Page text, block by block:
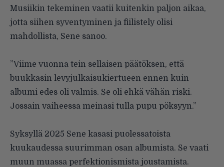
Musiikin tekeminen vaatii kuitenkin paljon aikaa,
jotta siihen syventyminen ja fiilistely olisi
mahdollista, Sene sanoo.
”Viime vuonna tein sellaisen päätöksen, että
buukkasin levyjulkaisukiertueen ennen kuin
albumi edes oli valmis. Se oli ehkä vähän riski.
Jossain vaiheessa meinasi tulla pupu pöksyyn.”
Syksyllä 2025 Sene kasasi puolessatoista
kuukaudessa suurimman osan albumista. Se vaati
muun muassa perfektionismista joustamista.